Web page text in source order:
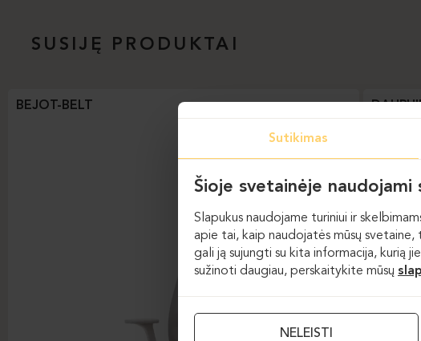
SUSIJĘ PRODUKTAI
BEJOT-BELT
Darbo
Sutikimas
Šioje svetainėje naudojami
Slapukus naudojame turiniui ir
apie tai, kaip naudojatės mūsų
gali ją sujungti su kita informacija, kurią
sužinoti daugiau, perskaitykite mūsų
NELEISTI